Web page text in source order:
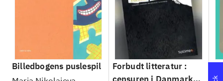
Billedbogens puslespil
Forbudt litteratur :